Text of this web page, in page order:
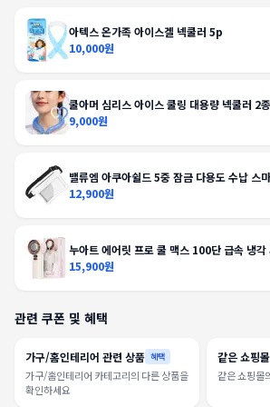
아텍스 온가족 아이스겔 넥쿨러 5p
10,000원
쿨아머 심리스 아이스 쿨링 대용량 넥쿨러 2
9,000원
밸류엠 아쿠아쉴드 5중 잠금 다용도 수납 스
12,900원
누아트 에어릿 프로 쿨 맥스 100단 급속 냉각
15,900원
관련 쿠폰 및 혜택
가구/홈인테리어 관련 상품 혜택
가구/홈인테리어 카테고리의 다른 상품을
확인하세요
같은 쇼핑
같은 쇼핑몰